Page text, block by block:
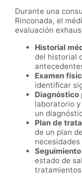
Durante una
Rinconada, el
evaluación
Historial
del historial
Examen
identificar
Diagnóstico
laboratorio
un
Plan de
de un plan
estado de